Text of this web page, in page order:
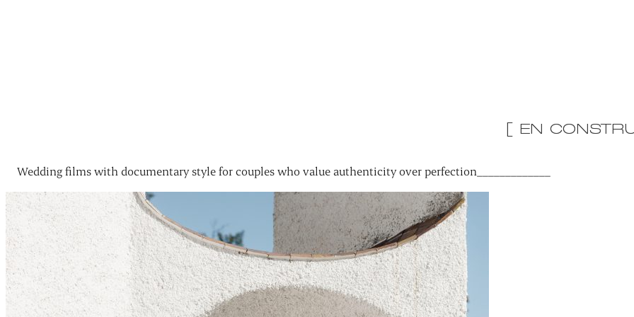
[ EN
Wedding films with documentary style for couples who value authenticity over perfection_____________